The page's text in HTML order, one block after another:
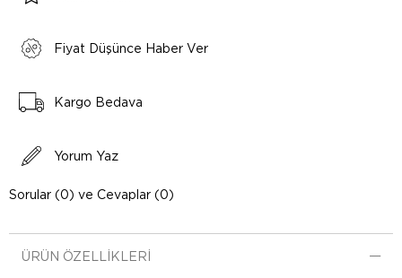
Fiyat Düşünce Haber Ver
Kargo Bedava
Yorum Yaz
Sorular (0) ve Cevaplar (0)
ÜRÜN ÖZELLIKLERI